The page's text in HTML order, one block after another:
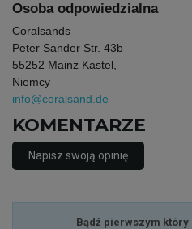
Osoba odpowiedzialna
Coralsands
Peter Sander Str. 43b
55252 Mainz Kastel,
Niemcy
info@coralsand.de
KOMENTARZE
Napisz swoją opinię
Bądź pierwszym